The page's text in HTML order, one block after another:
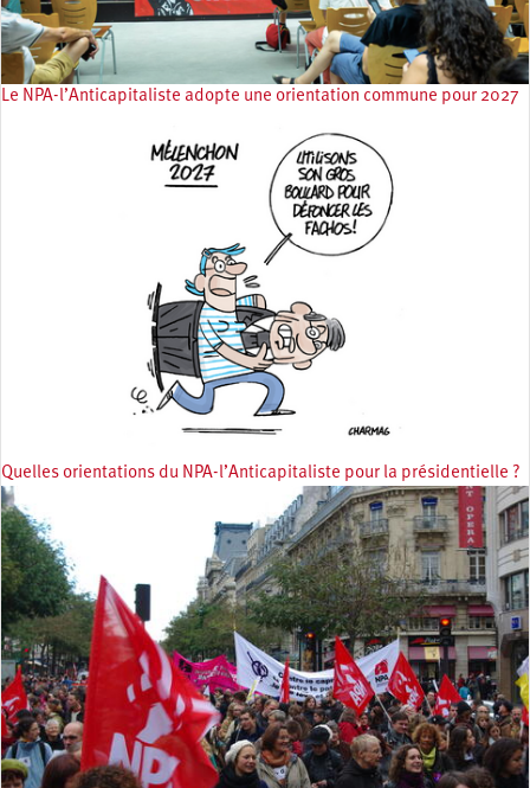
Le NPA-l’Anticapitaliste adopte une orientation commune pour 2027
Quelles orientations du NPA-l’Anticapitaliste pour la présidentielle ?